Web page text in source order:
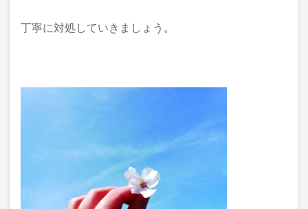
丁寧に対処していきましょう。